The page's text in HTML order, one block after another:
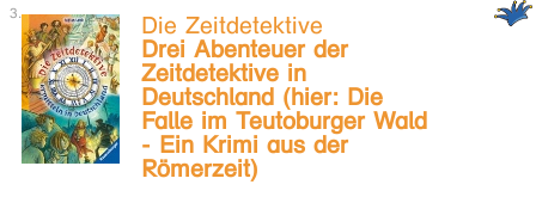
Die Zeitdetektive
Drei Abenteuer der
Zeitdetektive in
Deutschland (hier: Die
Falle im Teutoburger Wald
- Ein Krimi aus der
Römerzeit)